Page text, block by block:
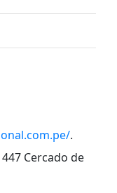
.
Cercado de